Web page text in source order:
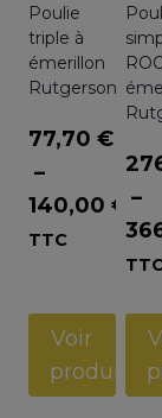
Poulie
triple à
émerillon
Rutgerson
77,70 €
–
140,00 €
Plage
77,70 €
140,00 €
TTC
Voir
produit
–
à